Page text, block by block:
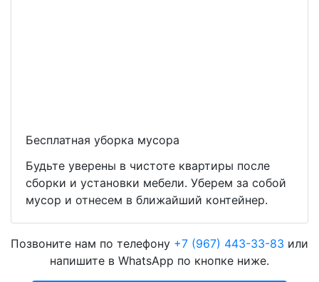
Бесплатная уборка мусора
Будьте уверены в чистоте квартиры после
сборки и установки мебели. Уберем за собой
мусор и отнесем в ближайший контейнер.
Позвоните нам по телефону +7 (967) 443-33-83 или
напишите в WhatsApp по кнопке ниже.